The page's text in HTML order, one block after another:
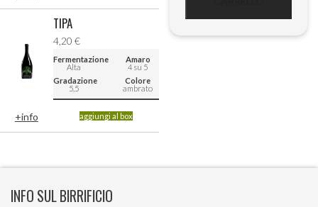
TIPA
4,20 €
Fermentazione
Alta
Amaro
4 su 5
Gradazione
5,5
Colore
ambrato
+info aggiungi al box
quantità
INFO SUL BIRRIFICIO